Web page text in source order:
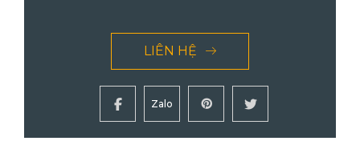
LIÊN HỆ
Zalo